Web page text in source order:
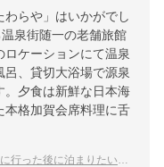
らや」はいかがでし
泉街随一の老舗旅館
ロケーションにて温泉
呂、貸切大浴場で源泉
。夕食は新鮮な日本海
本格加賀会席料理に舌
たい山中温泉のカップルにおすすめ旅館